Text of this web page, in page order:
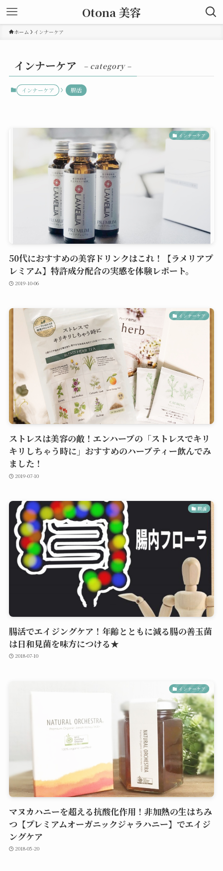
Otona 美容
ホーム インナーケア
インナーケア – category –
インナーケア 腸活
インナーケア
50代におすすめの美容ドリンクはこれ！【ラメリアプ
レミアム】特許成分配合の実感を体験レポート。
2019-10-06
インナーケア
ストレスは美容の敵！エンハーブの「ストレスでキリ
キリしちゃう時に」おすすめのハーブティー飲んでみ
ました！
2019-07-10
腸活
腸活でエイジングケア！年齢とともに減る腸の善玉菌
は日和見菌を味方につける★
2018-07-10
インナーケア
マヌカハニーを超える抗酸化作用！非加熱の生はちみ
つ【プレミアムオーガニックジャラハニー】でエイジ
ングケア
2018-05-20